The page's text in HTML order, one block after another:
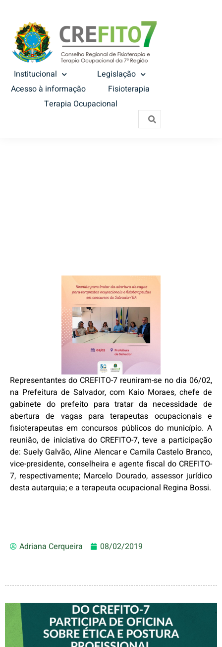
Institucional
Legislação
Acesso à informação
Fisioterapia
Terapia Ocupacional
Representantes do CREFITO-7 reuniram-se no dia 06/02,
na Prefeitura de Salvador, com Kaio Moraes, chefe de
gabinete do prefeito para tratar da necessidade de
abertura de vagas para terapeutas ocupacionais e
fisioterapeutas em concursos públicos do município. A
reunião, de iniciativa do CREFITO-7, teve a participação
de: Suely Galvão, Aline Alencar e Camila Castelo Branco,
vice-presidente, conselheira e agente fiscal do CREFITO-
7, respectivamente; Marcelo Dourado, assessor jurídico
desta autarquia; e a terapeuta ocupacional Regina Bossi.
Adriana Cerqueira 08/02/2019